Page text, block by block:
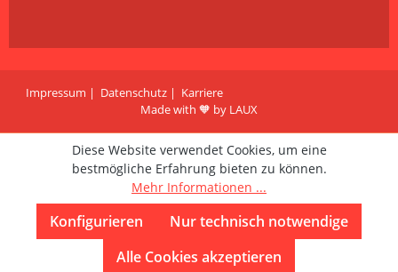
Impressum Datenschutz
Karriere
Made with 🧡 by LAUX
Diese Website verwendet Cookies, um eine
bestmögliche Erfahrung bieten zu können.
Mehr Informationen ...
Nur technisch notwendige
Konfigurieren
Alle Cookies akzeptieren